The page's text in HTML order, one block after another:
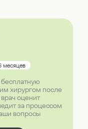
месяцев
хирургом после
оценит
за процессом
вопросы